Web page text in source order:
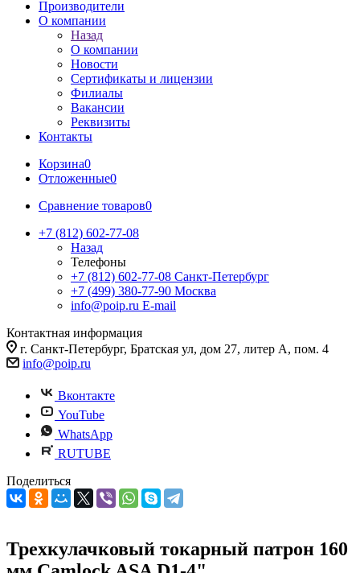
Производители
О компании
Назад
О компании
Новости
Сертификаты и лицензии
Филиалы
Вакансии
Реквизиты
Контакты
Корзина0
Отложенные0
Сравнение товаров0
+7 (812) 602-77-08
Назад
Телефоны
+7 (812) 602-77-08 Санкт-Петербург
+7 (499) 380-77-90 Москва
info@poip.ru E-mail
Контактная информация
г. Санкт-Петербург, Братская ул, дом 27, литер А, пом. 4
info@poip.ru
Вконтакте
YouTube
WhatsApp
RUTUBE
Поделиться
Трехкулачковый токарный патрон 160